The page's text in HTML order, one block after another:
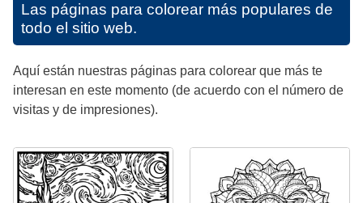
Las páginas para colorear más populares de
todo el sitio web.
Aquí están nuestras páginas para colorear que más te
interesan en este momento (de acuerdo con el número de
visitas y de impresiones).